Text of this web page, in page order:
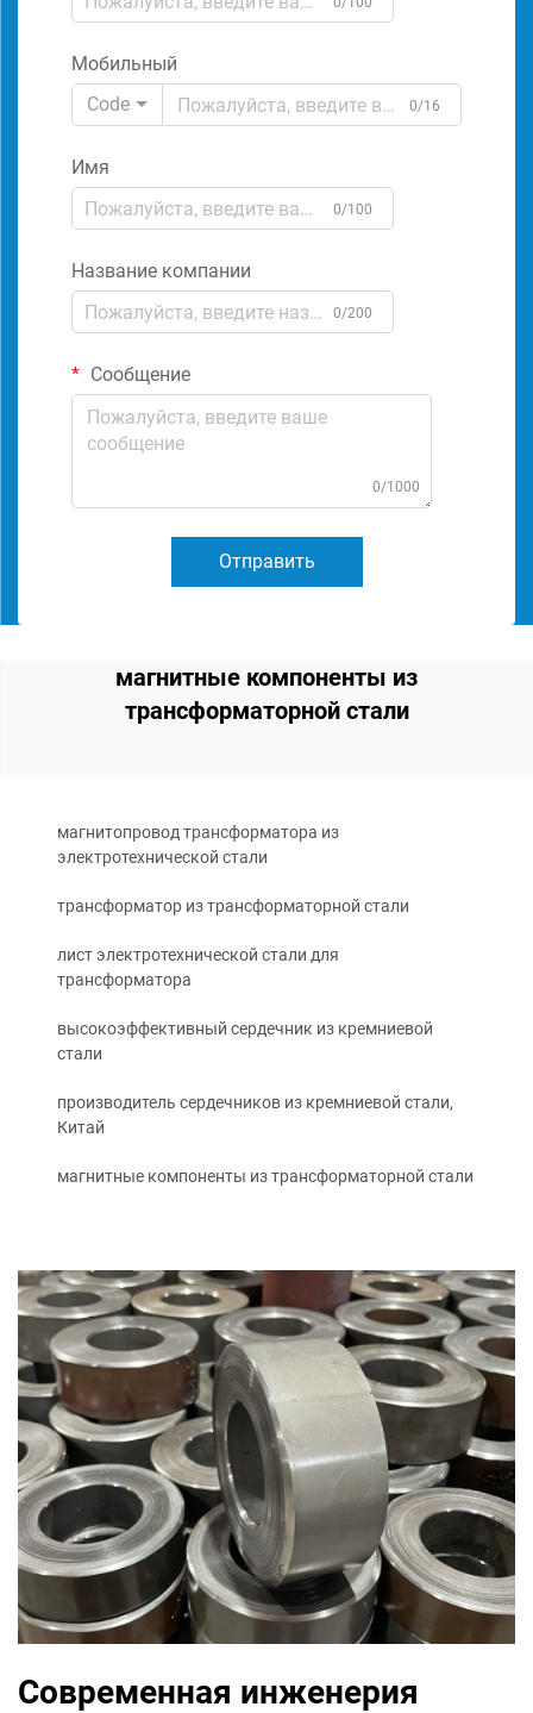
Мобильный
Code
0/16
Имя
0/100
Название компании
0/200
Сообщение
0/1000
Отправить
магнитные компоненты из
трансформаторной стали
магнитопровод трансформатора из
электротехнической стали
трансформатор из трансформаторной стали
лист электротехнической стали для
трансформатора
высокоэффективный сердечник из кремниевой
стали
производитель сердечников из кремниевой стали,
Китай
магнитные компоненты из трансформаторной стали
Современная инженерия